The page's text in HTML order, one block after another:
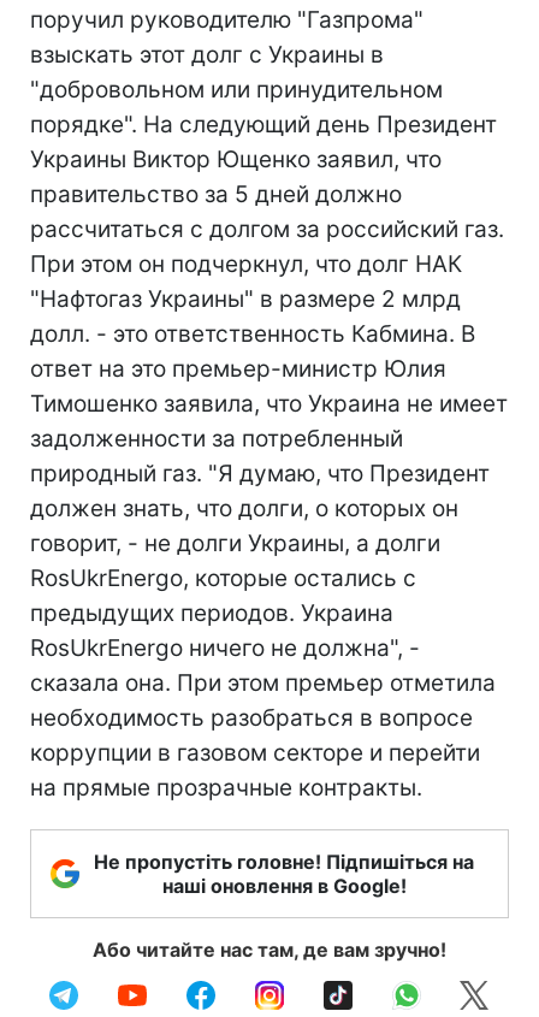
поручил руководителю "Газпрома"
взыскать этот долг с Украины в
"добровольном или принудительном
порядке". На следующий день Президент
Украины Виктор Ющенко заявил, что
правительство за 5 дней должно
рассчитаться с долгом за российский газ.
При этом он подчеркнул, что долг НАК
"Нафтогаз Украины" в размере 2 млрд
долл. - это ответственность Кабмина. В
ответ на это премьер-министр Юлия
Тимошенко заявила, что Украина не имеет
задолженности за потребленный
природный газ. "Я думаю, что Президент
должен знать, что долги, о которых он
говорит, - не долги Украины, а долги
RosUkrEnergo, которые остались с
предыдущих периодов. Украина
RosUkrEnergo ничего не должна", -
сказала она. При этом премьер отметила
необходимость разобраться в вопросе
коррупции в газовом секторе и перейти
на прямые прозрачные контракты.
Не пропустіть головне! Підпишіться на
наші оновлення в Google!
Або читайте нас там, де вам зручно!